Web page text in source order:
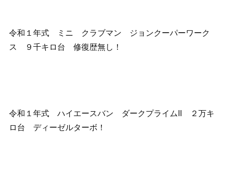
令和１年式 ミニ クラブマン ジョンクーパーワーク
ス ９千キロ台 修復歴無し！
令和１年式 ハイエースバン ダークプライムⅡ ２万キ
ロ台 ディーゼルターボ！